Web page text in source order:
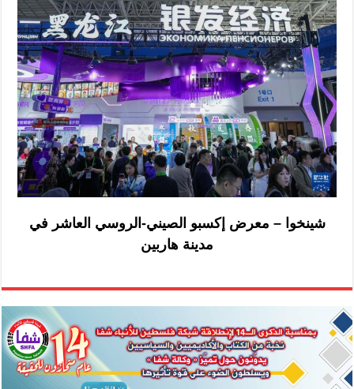
شينخوا – معرض إكسبو الصيني-الروسي العاشر في
مدينة هاربين